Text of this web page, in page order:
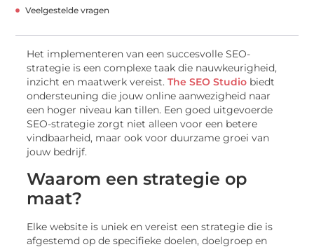
Veelgestelde vragen
Het implementeren van een succesvolle SEO-
strategie is een complexe taak die nauwkeurigheid,
inzicht en maatwerk vereist. The SEO Studio biedt
ondersteuning die jouw online aanwezigheid naar
een hoger niveau kan tillen. Een goed uitgevoerde
SEO-strategie zorgt niet alleen voor een betere
vindbaarheid, maar ook voor duurzame groei van
jouw bedrijf.
Waarom een strategie op
maat?
Elke website is uniek en vereist een strategie die is
afgestemd op de specifieke doelen, doelgroep en